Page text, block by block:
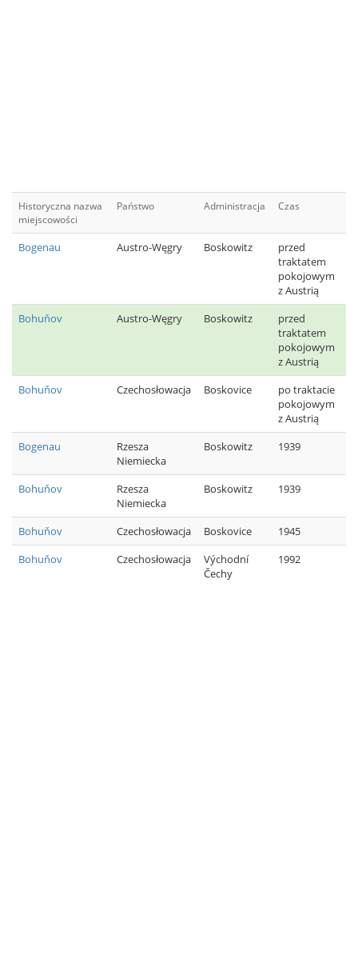
Historyczna nazwa
miejscowości
Państwo Administracja Czas
Bogenau Austro-Węgry Boskowitz
przed
traktatem
pokojowym
z Austrią
Bohuňov
Austro-Węgry Boskowitz
przed
traktatem
pokojowym
z Austrią
Bohuňov
Czechosłowacja Boskovice
po traktacie
pokojowym
z Austrią
Bogenau
Rzesza
Niemiecka
Boskowitz 1939
Bohuňov
Rzesza
Niemiecka
Boskowitz 1939
Bohuňov Czechosłowacja Boskovice
1945
Bohuňov
Czechosłowacja
Východní
Čechy
1992